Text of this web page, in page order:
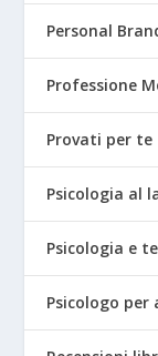
Personal
Professione
Provati per te
Psicologia al
Psicologia e
Psicologo per